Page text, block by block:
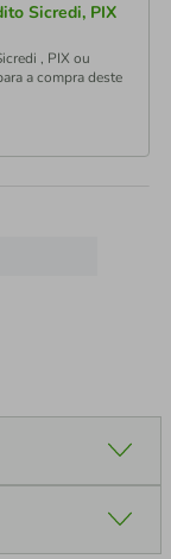
Sicredi, PIX
, PIX ou
a compra deste